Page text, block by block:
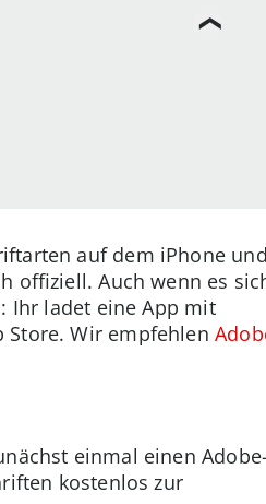
auf dem iPhone und
offiziell. Auch wenn es
Ihr ladet eine App mit
Store. Wir empfehlen
einmal einen Adobe-
kostenlos zur